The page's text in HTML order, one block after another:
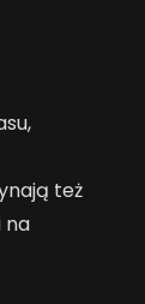
też
na